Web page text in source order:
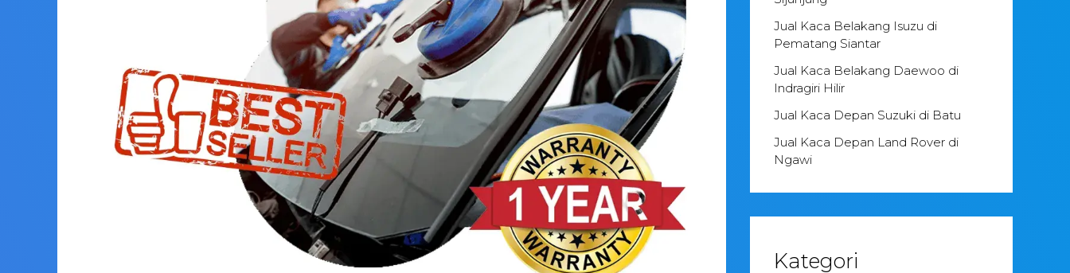
Jual Kaca Belakang Isuzu di
Pematang Siantar
Jual Kaca Belakang Daewoo di
Indragiri Hilir
Jual Kaca Depan Suzuki di Batu
Jual Kaca Depan Land Rover di
Ngawi
Kategori